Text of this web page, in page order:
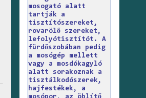
mosogató alatt
tartják a
tisztítószereket,
rovarölő szereket,
lefolyótisztítót. A
fürdőszobában pedig
a mosógép mellett
vagy a mosdókagyló
alatt sorakoznak a
tisztálkodószerek,
hajfestékek, a